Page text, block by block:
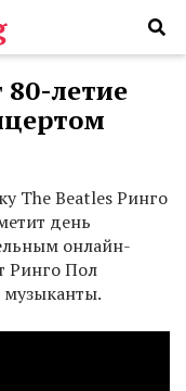
летие
The Beatles Ринго
день
онлайн-
Ринго Пол